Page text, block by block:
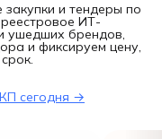
и тендеры по
ИТ-
ушедших брендов,
и фиксируем цену,
сегодня →